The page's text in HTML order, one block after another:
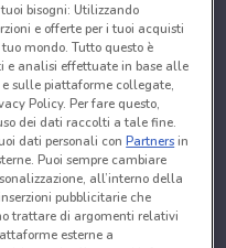
bisogni: Utilizzando
e offerte per i tuoi acquisti
mondo. Tutto questo è
e analisi effettuate in base alle
sulle piattaforme collegate,
Policy. Per fare questo,
dei dati raccolti a tale fine.
dati personali conPartnersin
Puoi sempre cambiare
all’interno della
pubblicitarie che
trattare di argomenti relativi
esterne a